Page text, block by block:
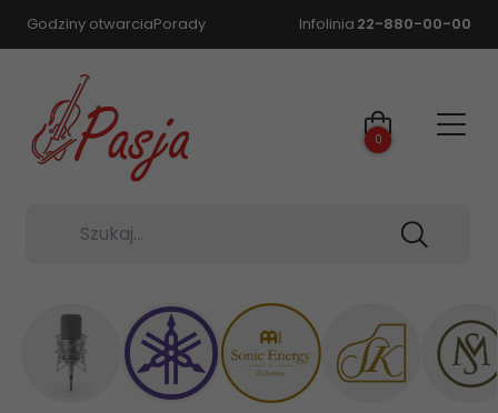
Godziny otwarciaPorady Infolinia 22-880-00-00
Szukaj...
0